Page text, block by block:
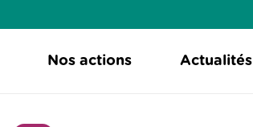
Nos actions Actualités